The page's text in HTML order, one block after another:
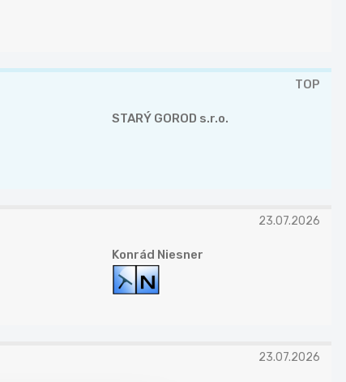
TOP
STARÝ GOROD s.r.o.
23.07.2026
Konrád Niesner
23.07.2026